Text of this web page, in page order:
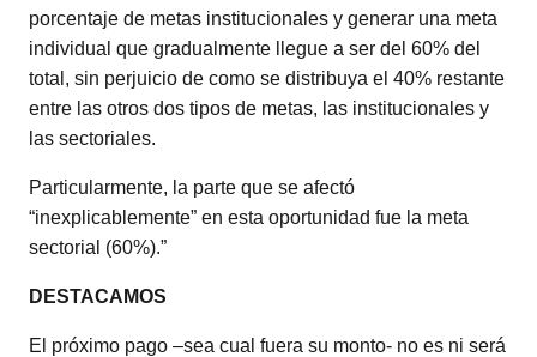
porcentaje de metas institucionales y generar una meta
individual que gradualmente llegue a ser del 60% del
total, sin perjuicio de como se distribuya el 40% restante
entre las otros dos tipos de metas, las institucionales y
las sectoriales.
Particularmente, la parte que se afectó
“inexplicablemente” en esta oportunidad fue la meta
sectorial (60%).”
DESTACAMOS
El próximo pago –sea cual fuera su monto- no es ni será